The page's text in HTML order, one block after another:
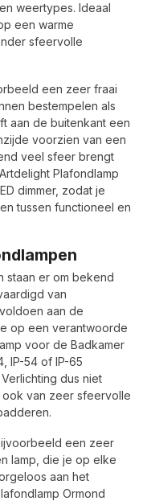
weertypes. Ideaal
een warme
sfeervolle
een zeer fraai
bestempelen als
aan de buitenkant een
voorzien van een
veel sfeer brengt
Plafondlamp
dimmer, zodat je
tussen functioneel en
staan er om bekend
van
aan de
op een verantwoorde
voor de Badkamer
IP-54 of IP-65
dus niet
van zeer sfeervolle
een zeer
lamp, die je op elke
aan het
Ormond